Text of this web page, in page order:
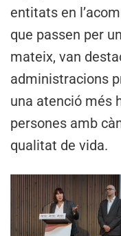
entitats en
que passen per
mateix, van
administracions
una atenció més
persones amb
qualitat de vida.